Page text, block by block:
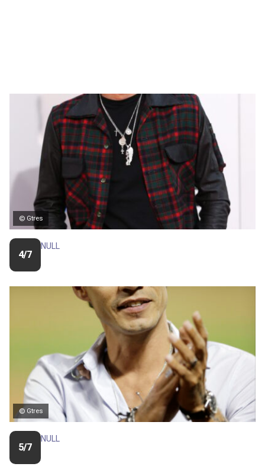
© Gtres
4/7
NULL
© Gtres
5/7
NULL